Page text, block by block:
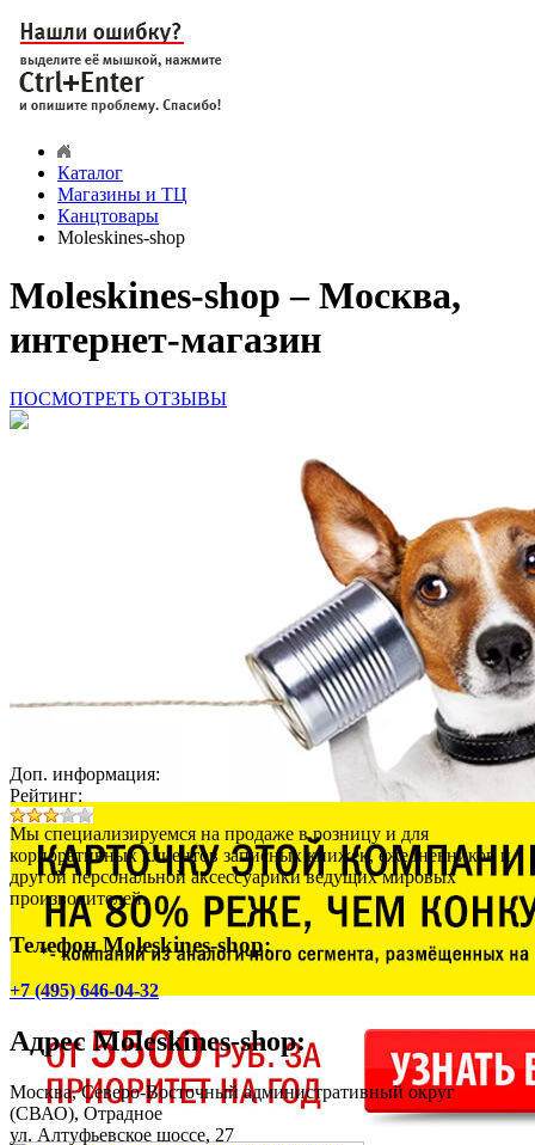
Каталог
Магазины и ТЦ
Канцтовары
Moleskines-shop
Moleskines-shop – Москва,
интернет-магазин
ПОСМОТРЕТЬ ОТЗЫВЫ
Доп. информация:
Рейтинг:
Мы специализируемся на продаже в розницу и для
корпоративных клиентов записных книжек, ежедневников и
другой персональной аксессуарики ведущих мировых
производителей.
Телефон Moleskines-shop:
+7 (495) 646-04-32
Адрес Moleskines-shop:
Москва, Северо-Восточный административный округ
(СВАО), Отрадное
ул. Алтуфьевское шоссе, 27